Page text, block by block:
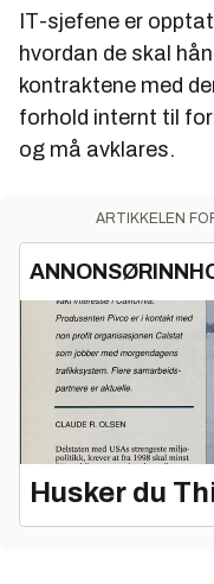
IT-sjefene er
hvordan de skal
kontraktene med
forhold internt til
og må avklares.
ARTIKKELEN
Husker du